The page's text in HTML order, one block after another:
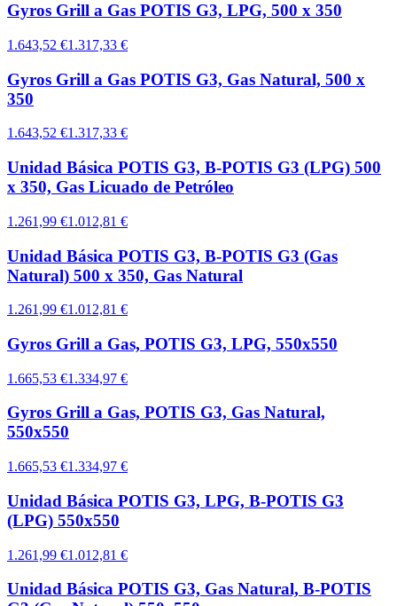
Gyros Grill a Gas POTIS G3, LPG, 500 x 350
1.643,52 €1.317,33 €
Gyros Grill a Gas POTIS G3, Gas Natural, 500 x
350
1.643,52 €1.317,33 €
Unidad Básica POTIS G3, B-POTIS G3 (LPG) 500
x 350, Gas Licuado de Petróleo
1.261,99 €1.012,81 €
Unidad Básica POTIS G3, B-POTIS G3 (Gas
Natural) 500 x 350, Gas Natural
1.261,99 €1.012,81 €
Gyros Grill a Gas, POTIS G3, LPG, 550x550
1.665,53 €1.334,97 €
Gyros Grill a Gas, POTIS G3, Gas Natural,
550x550
1.665,53 €1.334,97 €
Unidad Básica POTIS G3, LPG, B-POTIS G3
(LPG) 550x550
1.261,99 €1.012,81 €
Unidad Básica POTIS G3, Gas Natural, B-POTIS